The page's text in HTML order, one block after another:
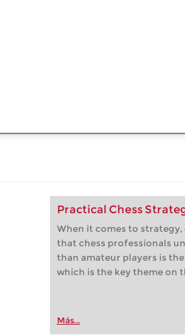
Practical Chess
When it comes to
that chess professionals
than amateur players is
which is the key theme on
Más...